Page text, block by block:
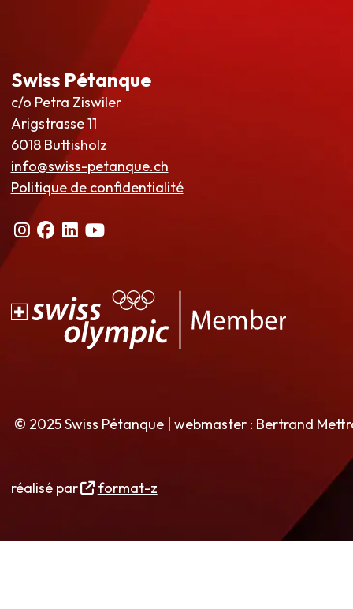
Swiss Pétanque
c/o Petra Ziswiler
Arigstrasse 11
6018 Buttisholz
info@swiss-petanque.ch
Politique de confidentialité
© 2025 Swiss Pétanque | webmaster : Bertrand
réalisé par format-z